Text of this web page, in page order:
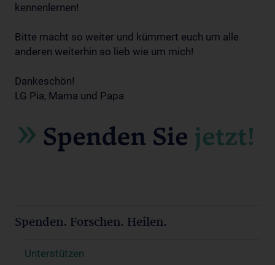
kennenlernen!
Bitte macht so weiter und kümmert euch um alle
anderen weiterhin so lieb wie um mich!
Dankeschön!
LG Pia, Mama und Papa
Spenden. Forschen. Heilen.
Unterstützen